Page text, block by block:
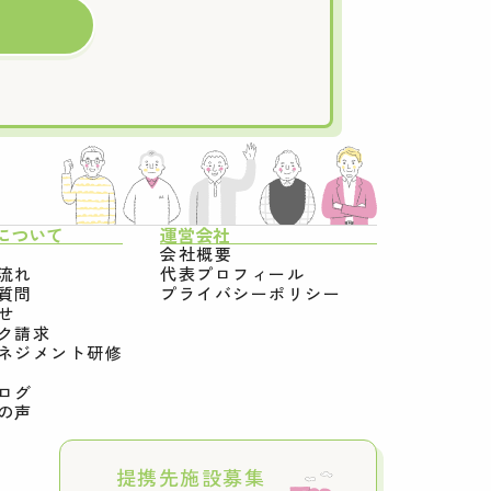
ついて
れ
問
請求
ジメント研修
グ
声
運営会社
会社概要
代表プロフィール
プライバシーポリシー
提携先施設募集